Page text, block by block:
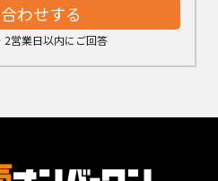
わせする
2営業日以内にご回答